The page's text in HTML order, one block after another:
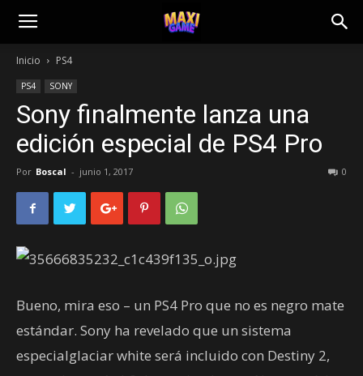
Inicio PS4
PS4 SONY
Sony finalmente lanza una
edición especial de PS4 Pro
Por Boscal - junio 1, 2017 0
Bueno, mira eso – un PS4 Pro que no es negro mate
estándar. Sony ha revelado que un sistema
especialglaciar white será incluido con Destiny 2,